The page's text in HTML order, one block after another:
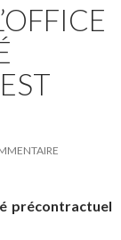
précontractuel